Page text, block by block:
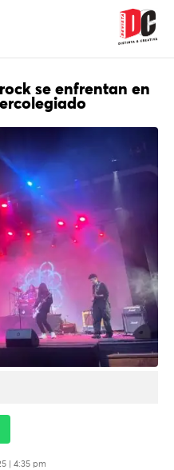
se enfrentan en
| 4:35 pm